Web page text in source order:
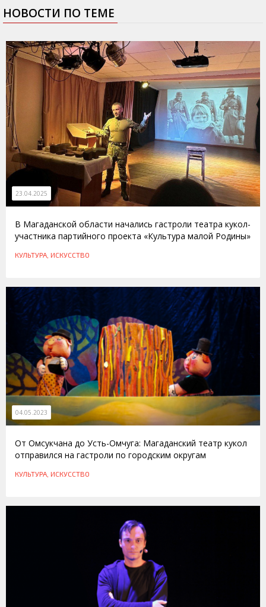
НОВОСТИ ПО ТЕМЕ
23.04.2025
В Магаданской области начались гастроли театра кукол-
участника партийного проекта «Культура малой Родины»
КУЛЬТУРА, ИСКУССТВО
04.05.2023
От Омсукчана до Усть-Омчуга: Магаданский театр кукол
отправился на гастроли по городским округам
КУЛЬТУРА, ИСКУССТВО